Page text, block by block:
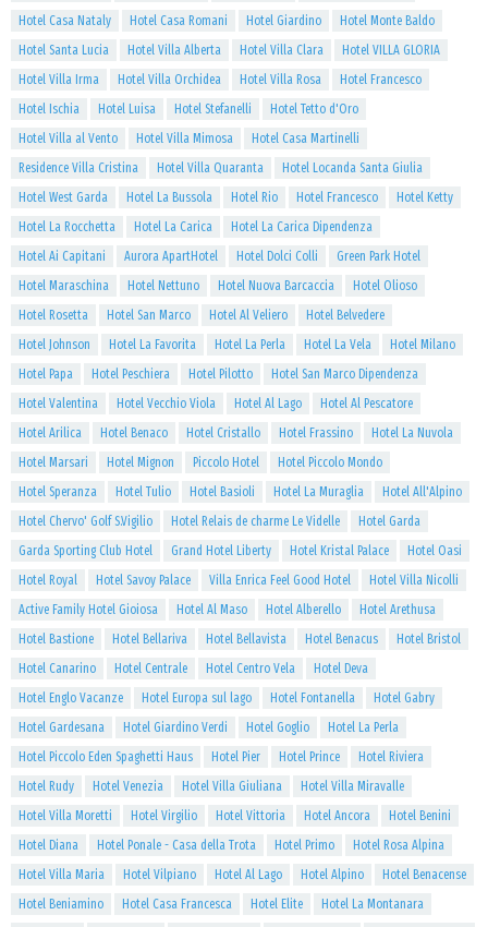
Hotel Casa Nataly
Hotel Casa Romani Hotel Giardino
Hotel Monte Baldo
Hotel Santa Lucia
Hotel Villa Alberta Hotel Villa Clara
Hotel VILLA GLORIA
Hotel Villa Irma
Hotel Villa Orchidea Hotel Villa Rosa
Hotel Francesco
Hotel Ischia
Hotel Luisa Hotel Stefanelli
Hotel Tetto d'Oro
Hotel Villa al Vento
Hotel Villa Mimosa
Hotel Casa Martinelli
Residence Villa Cristina
Hotel Villa Quaranta
Hotel Locanda Santa Giulia
Hotel West Garda
Hotel La Bussola Hotel Rio Hotel Francesco
Hotel Ketty
Hotel La Rocchetta
Hotel La Carica
Hotel La Carica Dipendenza
Hotel Ai Capitani
Aurora ApartHotel Hotel Dolci Colli
Green Park Hotel
Hotel Maraschina
Hotel Nettuno Hotel Nuova Barcaccia
Hotel Olioso
Hotel Rosetta
Hotel San Marco Hotel Al Veliero
Hotel Belvedere
Hotel Johnson
Hotel La Favorita Hotel La Perla Hotel La Vela
Hotel Milano
Hotel Papa
Hotel Peschiera Hotel Pilotto
Hotel San Marco Dipendenza
Hotel Valentina
Hotel Vecchio Viola Hotel Al Lago
Hotel Al Pescatore
Hotel Arilica
Hotel Benaco Hotel Cristallo Hotel Frassino
Hotel La Nuvola
Hotel Marsari
Hotel Mignon Piccolo Hotel
Hotel Piccolo Mondo
Hotel Speranza
Hotel Tulio Hotel Basioli Hotel La Muraglia
Hotel All'Alpino
Hotel Chervo' Golf S.Vigilio
Hotel Relais de charme Le Videlle
Hotel Garda
Garda Sporting Club Hotel
Grand Hotel Liberty Hotel Kristal Palace
Hotel Oasi
Hotel Royal
Hotel Savoy Palace Villa Enrica Feel Good Hotel
Hotel Villa Nicolli
Active Family Hotel Gioiosa
Hotel Al Maso Hotel Alberello
Hotel Arethusa
Hotel Bastione
Hotel Bellariva Hotel Bellavista Hotel Benacus
Hotel Bristol
Hotel Canarino
Hotel Centrale Hotel Centro Vela
Hotel Deva
Hotel Englo Vacanze
Hotel Europa sul lago Hotel Fontanella
Hotel Gabry
Hotel Gardesana
Hotel Giardino Verdi Hotel Goglio
Hotel La Perla
Hotel Piccolo Eden Spaghetti Haus
Hotel Pier Hotel Prince
Hotel Riviera
Hotel Rudy
Hotel Venezia Hotel Villa Giuliana
Hotel Villa Miravalle
Hotel Villa Moretti
Hotel Virgilio Hotel Vittoria Hotel Ancora
Hotel Benini
Hotel Diana
Hotel Ponale - Casa della Trota Hotel Primo
Hotel Rosa Alpina
Hotel Villa Maria
Hotel Vilpiano Hotel Al Lago Hotel Alpino
Hotel Benacense
Hotel Beniamino
Hotel Casa Francesca Hotel Elite
Hotel La Montanara